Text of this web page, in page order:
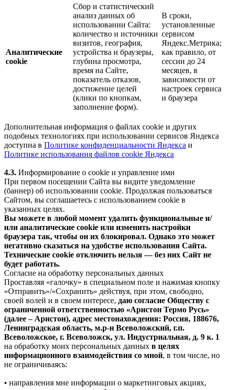
Аналитические
cookie
Сбор и статистический
анализ данных об
использовании Сайта:
количество и источники
визитов, география,
устройства и браузеры,
глубина просмотра,
время на Сайте,
показатель отказов,
достижение целей
(клики по кнопкам,
заполнение форм).
В сроки,
установленные
сервисом
Яндекс.Метрика;
как правило, от
сессии до 24
месяцев, в
зависимости от
настроек сервиса
и браузера
Дополнительная информация о файлах cookie и других
подобных технологиях при использовании сервисов Яндекса
доступна в Политике конфиденциальности Яндекса и
Политике использования файлов cookie Яндекса
4.3. Информирование о cookie и управление ими
При первом посещении Сайта вы видите уведомление
(баннер) об использовании cookie. Продолжая пользоваться
Сайтом, вы соглашаетесь с использованием cookie в
указанных целях.
Вы можете в любой момент удалить функциональные и/
или аналитические cookie или изменить настройки
браузера так, чтобы он их блокировал. Однако это может
негативно сказаться на удобстве использования Сайта.
Технические cookie отключить нельзя — без них Сайт не
будет работать.
Согласие на обработку персональных данных
Проставляя «галочку» в специальном поле и нажимая кнопку
«Отправить»/«Сохранить» действуя, при этом, свободно,
своей волей и в своем интересе, даю согласие Обществу с
ограниченной ответственностью «Аристон Термо Русь»
(далее – Аристон), адрес местонахождения: Россия, 188676,
Ленинградская область, м.р-н Всеволожский, г.п.
Всеволожское, г. Всеволожск, ул. Индустриальная, д. 9 к. 1
на обработку моих персональных данных в целях
информационного взаимодействия со мной, в том числе, но
не ограничиваясь:
• направления мне информации о маркетинговых акциях,